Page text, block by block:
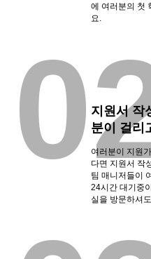
에 여러분의 첫
요.
지원서 작
분이 걸리
여러분이 지원
다면 지원서 작
팀 매니저들이
24시간 대기중
실을 방문하셔